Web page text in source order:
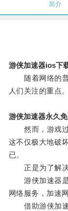
简介
游侠加速器ios下
随着网络的普
人们关注的重点。
游侠加速器永久
然而，游戏过
这不仅极大地破
已。
正是为了解决
游侠加速器是
网络服务，加速
借助游侠加速